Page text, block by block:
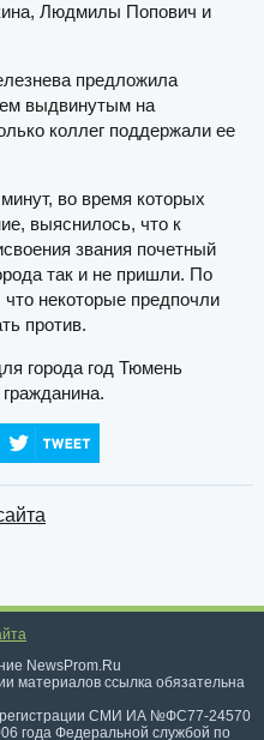
Людмилы Попович и
предложила
выдвинутым на
коллег поддержали ее
во время которых
выяснилось, что к
звания почетный
так и не пришли. По
что некоторые предпочли
против.
города год Тюмень
NewsProm.Ru
материалов ссылка обязательна
регистрации СМИ ИА №ФС77-24570
года Федеральной службой по